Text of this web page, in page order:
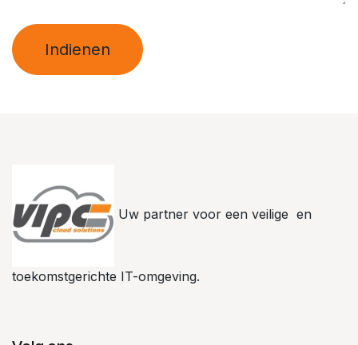
Indienen
Uw partner voor een veilige en
toekomstgerichte IT-omgeving.